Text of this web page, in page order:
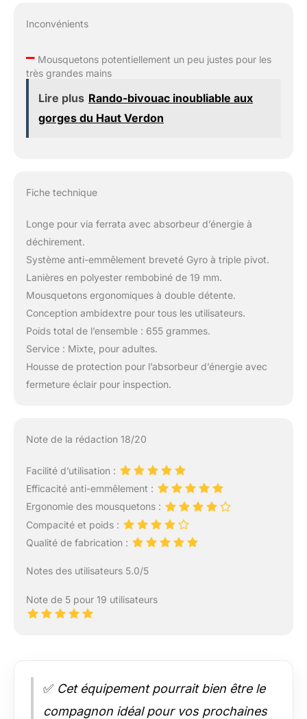
Inconvénients
–Mousquetons potentiellement un peu justes pour les
très grandes mains
Lire plus Rando-bivouac inoubliable aux
gorges du Haut Verdon
Fiche technique
Longe pour via ferrata avec absorbeur d’énergie à
déchirement.
Système anti-emmêlement breveté Gyro à triple pivot.
Lanières en polyester rembobiné de 19 mm.
Mousquetons ergonomiques à double détente.
Conception ambidextre pour tous les utilisateurs.
Poids total de l’ensemble : 655 grammes.
Service : Mixte, pour adultes.
Housse de protection pour l’absorbeur d’énergie avec
fermeture éclair pour inspection.
Note de la rédaction 18/20
Facilité d’utilisation :
Efficacité anti-emmêlement :
Ergonomie des mousquetons :
Compacité et poids :
Qualité de fabrication :
Notes des utilisateurs 5.0/5
Note de 5 pour 19 utilisateurs
✅ Cet équipement pourrait bien être le
compagnon idéal pour vos prochaines